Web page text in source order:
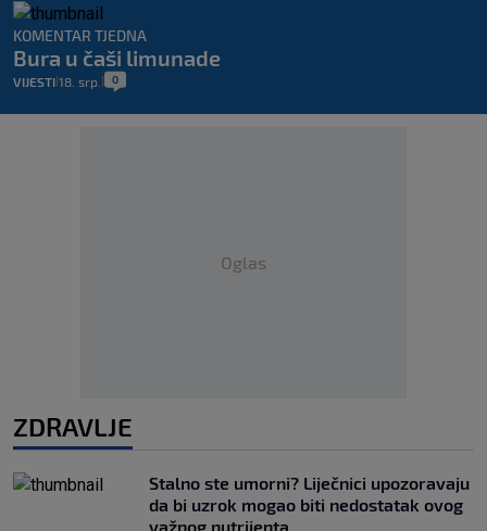
KOMENTAR TJEDNA
Bura u čaši limunade
VIJESTI 18. srp. 0
Oglas
ZDRAVLJE
Stalno ste umorni? Liječnici upozoravaju
da bi uzrok mogao biti nedostatak ovog
važnog nutrijenta